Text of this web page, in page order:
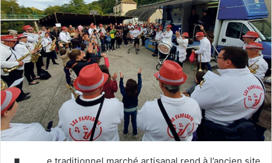
e
r
u
n
c
o
u
r
i
e